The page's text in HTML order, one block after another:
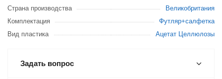
Страна производства
Великобритания
Комплектация
Футляр+салфетка
Вид пластика
Ацетат Целлюлозы
Задать вопрос